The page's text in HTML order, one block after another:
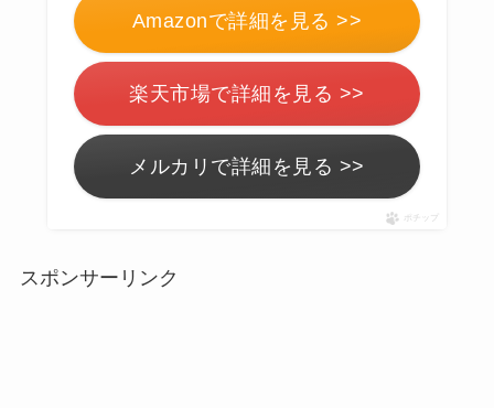
Amazonで詳細を見る >>
楽天市場で詳細を見る >>
メルカリで詳細を見る >>
ポチップ
スポンサーリンク